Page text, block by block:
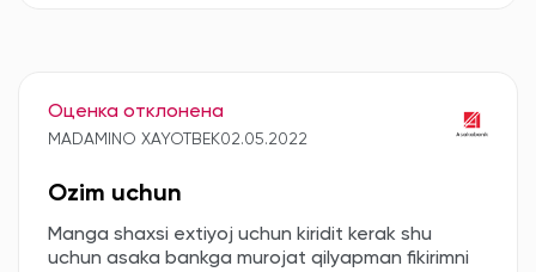
Оценка отклонена
MADAMINO XAYOTBEK02.05.2022
Ozim uchun
Manga shaxsi extiyoj uchun kiridit kerak shu
uchun asaka bankga murojat qilyapman fikirimni